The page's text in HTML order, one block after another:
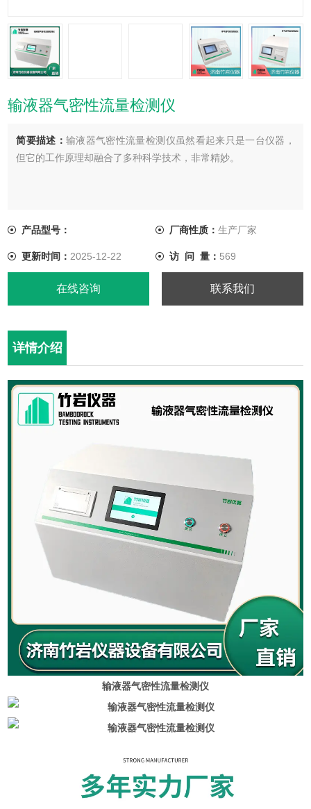
输液器气密性流量检测仪
简要描述： 输液器气密性流量检测仪虽然看起来只是一台仪器，
但它的工作原理却融合了多种科学技术，非常精妙。
产品型号： 厂商性质： 生产厂家
更新时间： 2025-12-22 访 问 量： 569
在线咨询 联系我们
详情介绍
输液器气密性流量检测仪